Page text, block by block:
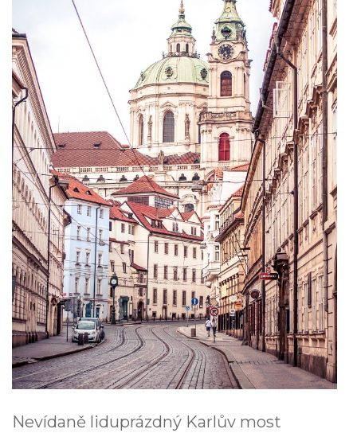
Nevídaně liduprázdný Karlův most